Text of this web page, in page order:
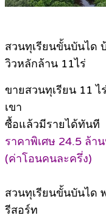
สวนทุเรียนขั้นบันได
วิวหลักล้าน 11ไร่
ขายสวนทุเรียน 11
เขา
ซื้อแล้วมีรายได้ทันที
ราคาพิเศษ 24.5 ล้า
(ค่าโอนคนละครึ่ง)
สวนทุเรียนขั้นบันได
รีสอร์ท